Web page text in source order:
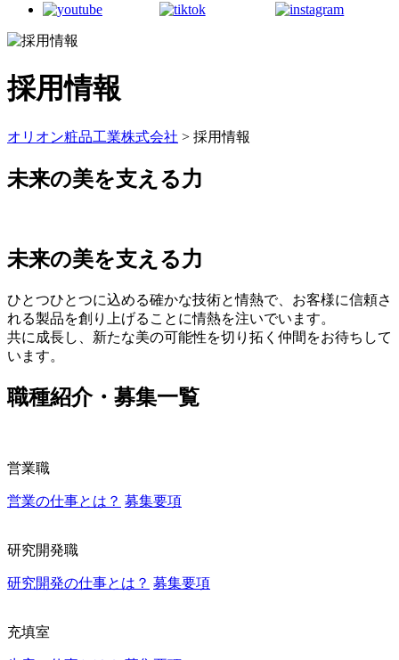
採用情報
オリオン粧品工業株式会社 > 採用情報
未来の美を支える力
未来の美を支える力
ひとつひとつに込める確かな技術と情熱で、お客様に信頼さ
れる製品を創り上げることに情熱を注いでいます。
共に成長し、新たな美の可能性を切り拓く仲間をお待ちして
います。
職種紹介・募集一覧
営業職
営業の仕事とは？ 募集要項
研究開発職
研究開発の仕事とは？ 募集要項
充填室